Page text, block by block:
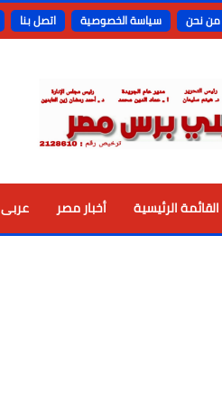
من نحن سياسة الخصوصية اتصل بنا
الرئيسية
القائمة الرئيسية أخبار مصر عربى